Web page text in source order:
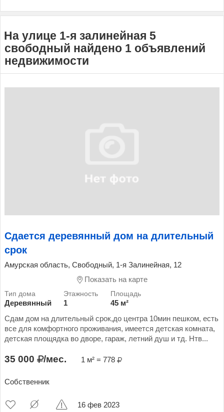
На улице 1-я залинейная 5
свободный найдено 1 объявлений
недвижимости
Сдается деревянный дом на длительный
срок
Амурская область, Свободный, 1-я Залинейная, 12
Показать на карте
Деревянный 1
45 м²
Сдам дом на длительный срок,до центра 10мин пешком, есть
все для комфортного проживания, имеется детская комната,
детская площядка во дворе, гараж, летний душ и тд. Нтв...
35 000 /мес. 1 м² = 778
Собственник
16 фев 2023